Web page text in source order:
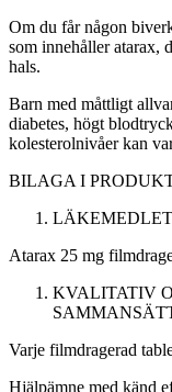
Om du får någon
som innehåller atarax,
hals.
Barn med måttligt
diabetes, högt
kolesterolnivåer kan
BILAGA I
Atarax 25 mg
KVALITATIV
Varje filmdragerad
Hjälpämne med känd